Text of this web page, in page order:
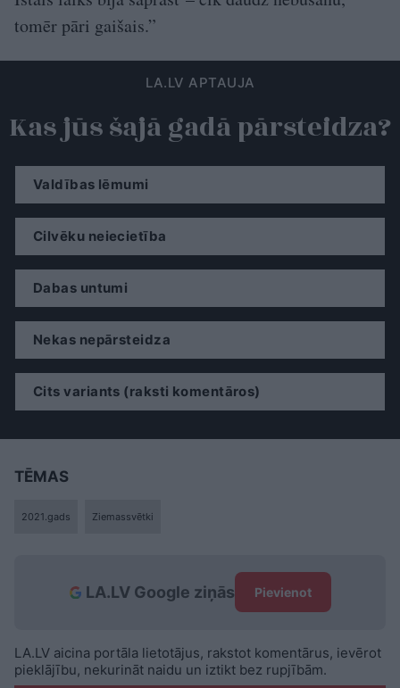
tomēr pāri gaišais.”
LA.LV APTAUJA
Kas jūs šajā gadā pārsteidza?
Valdības lēmumi
Cilvēku neiecietība
Dabas untumi
Nekas nepārsteidza
Cits variants (raksti komentāros)
TĒMAS
2021.gads Ziemassvētki
LA.LV Google ziņās Pievienot
LA.LV aicina portāla lietotājus, rakstot komentārus, ievērot
pieklājību, nekurināt naidu un iztikt bez rupjībām.